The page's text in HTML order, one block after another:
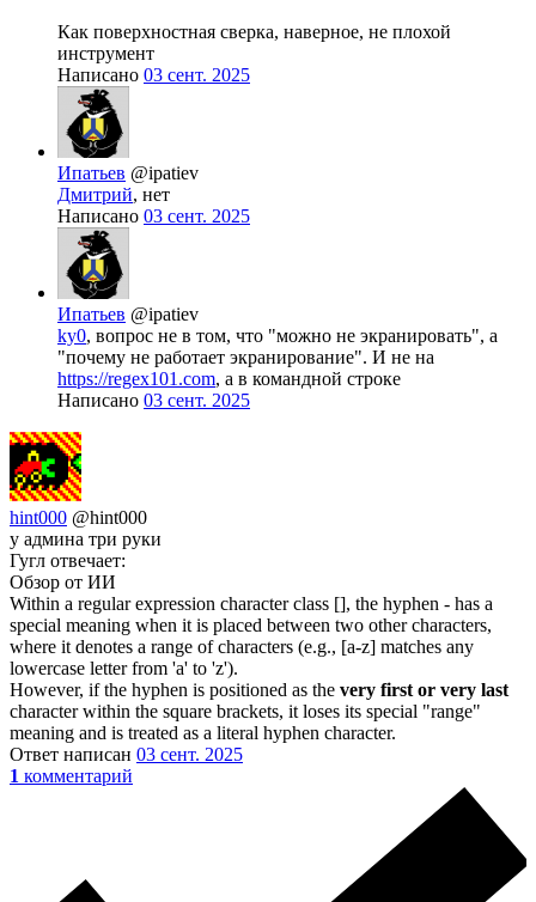
Как поверхностная сверка, наверное, не плохой
инструмент
Написано 03 сент. 2025
Ипатьев @ipatiev
Дмитрий, нет
Написано 03 сент. 2025
Ипатьев @ipatiev
ky0, вопрос не в том, что "можно не экранировать", а
"почему не работает экранирование". И не на
https://regex101.com, а в командной строке
Написано 03 сент. 2025
hint000 @hint000
у админа три руки
Гугл отвечает:
Обзор от ИИ
Within a regular expression character class [], the hyphen - has a
special meaning when it is placed between two other characters,
where it denotes a range of characters (e.g., [a-z] matches any
lowercase letter from 'a' to 'z').
However, if the hyphen is positioned as the very first or very last
character within the square brackets, it loses its special "range"
meaning and is treated as a literal hyphen character.
Ответ написан 03 сент. 2025
1 комментарий